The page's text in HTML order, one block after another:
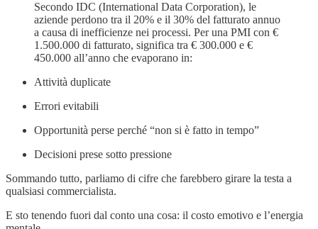
Secondo IDC (International Data Corporation), le
aziende perdono tra il 20% e il 30% del fatturato annuo
a causa di inefficienze nei processi. Per una PMI con €
1.500.000 di fatturato, significa tra € 300.000 e €
450.000 all’anno che evaporano in:
Attività duplicate
Errori evitabili
Opportunità perse perché “non si è fatto in tempo”
Decisioni prese sotto pressione
Sommando tutto, parliamo di cifre che farebbero girare la testa a
qualsiasi commercialista.
E sto tenendo fuori dal conto una cosa: il costo emotivo e l’energia